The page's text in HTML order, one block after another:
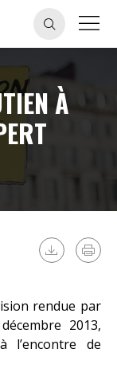
À
rendue par
2013,
l’encontre de